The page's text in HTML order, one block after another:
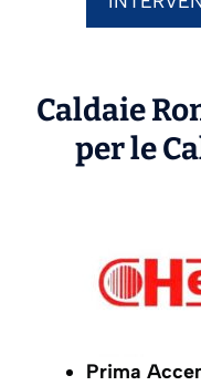
Caldaie
per le
Prima